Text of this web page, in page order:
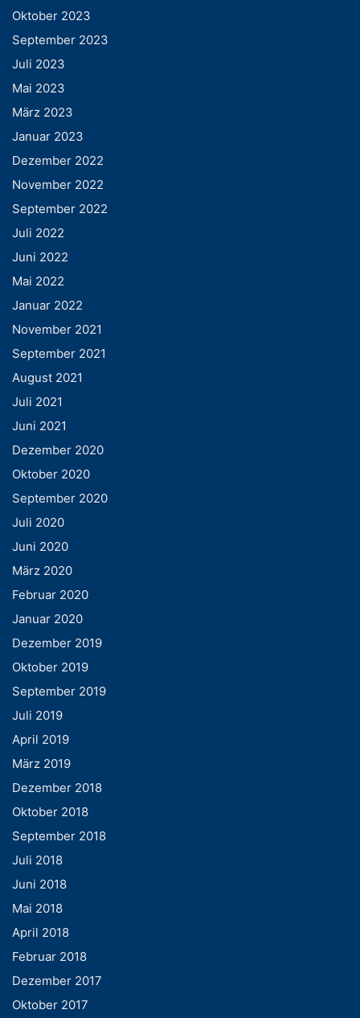
Oktober 2023
September 2023
Juli 2023
Mai 2023
März 2023
Januar 2023
Dezember 2022
November 2022
September 2022
Juli 2022
Juni 2022
Mai 2022
Januar 2022
November 2021
September 2021
August 2021
Juli 2021
Juni 2021
Dezember 2020
Oktober 2020
September 2020
Juli 2020
Juni 2020
März 2020
Februar 2020
Januar 2020
Dezember 2019
Oktober 2019
September 2019
Juli 2019
April 2019
März 2019
Dezember 2018
Oktober 2018
September 2018
Juli 2018
Juni 2018
Mai 2018
April 2018
Februar 2018
Dezember 2017
Oktober 2017